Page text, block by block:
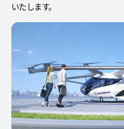
いたします。